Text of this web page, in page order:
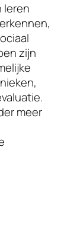
leren
zijn
meer